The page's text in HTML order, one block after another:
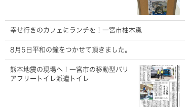
幸せ行きのカフェにランチを！一宮市柚木颪
8月5日平和の鐘をつかせて頂きました。
熊本地震の現場へ！一宮市の移動型バリ
アフリートイレ派遣トイレ